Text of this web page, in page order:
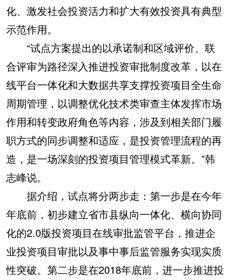
化、激发社会投资活力和扩大有效投资具有典型
示范作用。
“试点方案提出的以承诺制和区域评价、联
合评审为路径深入推进投资审批制度改革，以在
线平台一体化和大数据共享支撑投资项目全生命
周期管理，以调整优化技术类审查主体发挥市场
作用和转变政府角色等内容，涉及到相关部门履
职方式的同步调整和适应，是投资管理流程的再
造，是一场深刻的投资项目管理模式革新。”韩
志峰说。
据介绍，试点将分两步走：第一步是在今年
年底前，初步建立省市县纵向一体化、横向协同
化的2.0版投资项目在线审批监管平台，推进企
业投资项目审批以及事中事后监管服务实现实质
性突破。第二步是在2018年底前，进一步推进投